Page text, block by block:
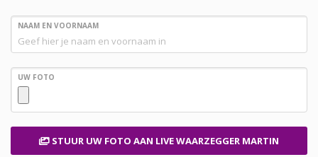
NAAM EN VOORNAAM
UW FOTO
STUUR UW FOTO AAN LIVE WAARZEGGER MARTIN